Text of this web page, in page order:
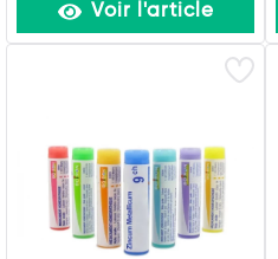
Voir l'article